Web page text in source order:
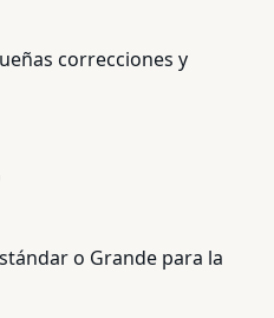
correcciones y
o Grande para la